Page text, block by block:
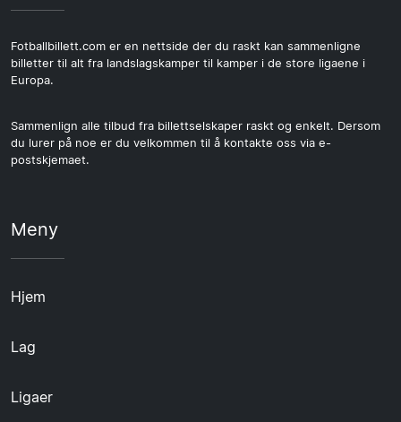
Fotballbillett.com er en nettside der du raskt kan sammenligne
billetter til alt fra landslagskamper til kamper i de store ligaene i
Europa.
Sammenlign alle tilbud fra billettselskaper raskt og enkelt. Dersom
du lurer på noe er du velkommen til å kontakte oss via e-
postskjemaet.
Meny
Hjem
Lag
Ligaer